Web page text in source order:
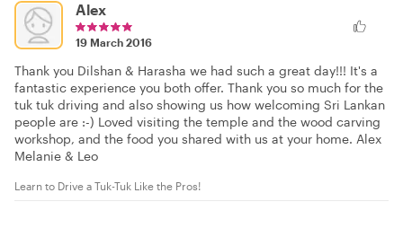
Alex
19 March 2016
Thank you Dilshan & Harasha we had such a great day!!! It's a
fantastic experience you both offer. Thank you so much for the
tuk tuk driving and also showing us how welcoming Sri Lankan
people are :-) Loved visiting the temple and the wood carving
workshop, and the food you shared with us at your home. Alex
Melanie & Leo
Learn to Drive a Tuk-Tuk Like the Pros!